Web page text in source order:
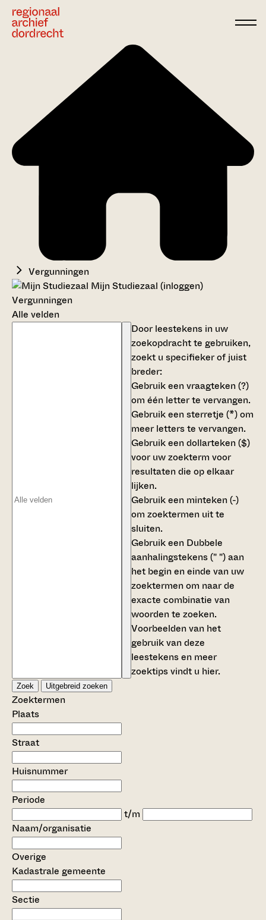
Vergunningen
Mijn Studiezaal (inloggen)
Vergunningen
Alle velden
Door leestekens in uw
zoekopdracht te gebruiken,
zoekt u specifieker of juist
breder:
Gebruik eenvraagteken (?)
om één letter te vervangen.
Gebruik eensterretje (*)om
meer letters te vervangen.
Gebruik eendollarteken ($)
voor uw zoekterm voor
resultaten die op elkaar
lijken.
Gebruik een minteken (-)
om zoektermen uit te
sluiten.
Gebruik een Dubbele
aanhalingstekens (" ")aan
het begin en einde van uw
zoektermen om naar de
exacte combinatie van
woorden te zoeken.
Voorbeelden van het
gebruik van deze
leestekens en meer
zoektips vindt u hier.
Zoek Uitgebreid zoeken
Zoektermen
Plaats
Straat
Huisnummer
Periode
t/m
Naam/organisatie
Overige
Kadastrale gemeente
Sectie